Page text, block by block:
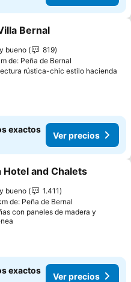
a favoritos
Bernal
bueno
819
de: Peña de Bernal
rústica-chic estilo hacienda
exactos
Ver precios
a favoritos
Hotel and Chalets
bueno
1.411
de: Peña de Bernal
con paneles de madera y
exactos
Ver precios